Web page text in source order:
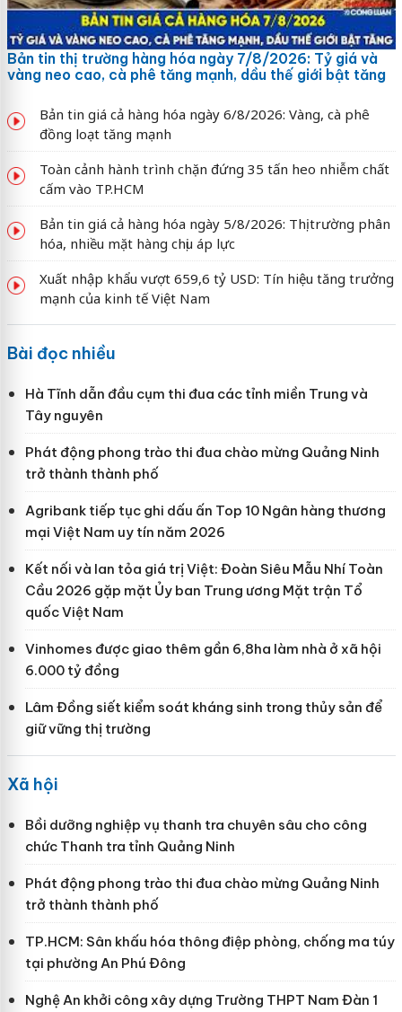
Bản tin thị trường hàng hóa ngày 7/8/2026: Tỷ giá và
vàng neo cao, cà phê tăng mạnh, dầu thế giới bật tăng
Bản tin giá cả hàng hóa ngày 6/8/2026: Vàng, cà phê
đồng loạt tăng mạnh
Toàn cảnh hành trình chặn đứng 35 tấn heo nhiễm chất
cấm vào TP.HCM
Bản tin giá cả hàng hóa ngày 5/8/2026: Thị trường phân
hóa, nhiều mặt hàng chịu áp lực
Xuất nhập khẩu vượt 659,6 tỷ USD: Tín hiệu tăng trưởng
mạnh của kinh tế Việt Nam
Bài đọc nhiều
Hà Tĩnh dẫn đầu cụm thi đua các tỉnh miền Trung và
Tây nguyên
Phát động phong trào thi đua chào mừng Quảng Ninh
trở thành thành phố
Agribank tiếp tục ghi dấu ấn Top 10 Ngân hàng thương
mại Việt Nam uy tín năm 2026
Kết nối và lan tỏa giá trị Việt: Đoàn Siêu Mẫu Nhí Toàn
Cầu 2026 gặp mặt Ủy ban Trung ương Mặt trận Tổ
quốc Việt Nam
Vinhomes được giao thêm gần 6,8ha làm nhà ở xã hội
6.000 tỷ đồng
Lâm Đồng siết kiểm soát kháng sinh trong thủy sản để
giữ vững thị trường
Xã hội
Bồi dưỡng nghiệp vụ thanh tra chuyên sâu cho công
chức Thanh tra tỉnh Quảng Ninh
Phát động phong trào thi đua chào mừng Quảng Ninh
trở thành thành phố
TP.HCM: Sân khấu hóa thông điệp phòng, chống ma túy
tại phường An Phú Đông
Nghệ An khởi công xây dựng Trường THPT Nam Đàn 1